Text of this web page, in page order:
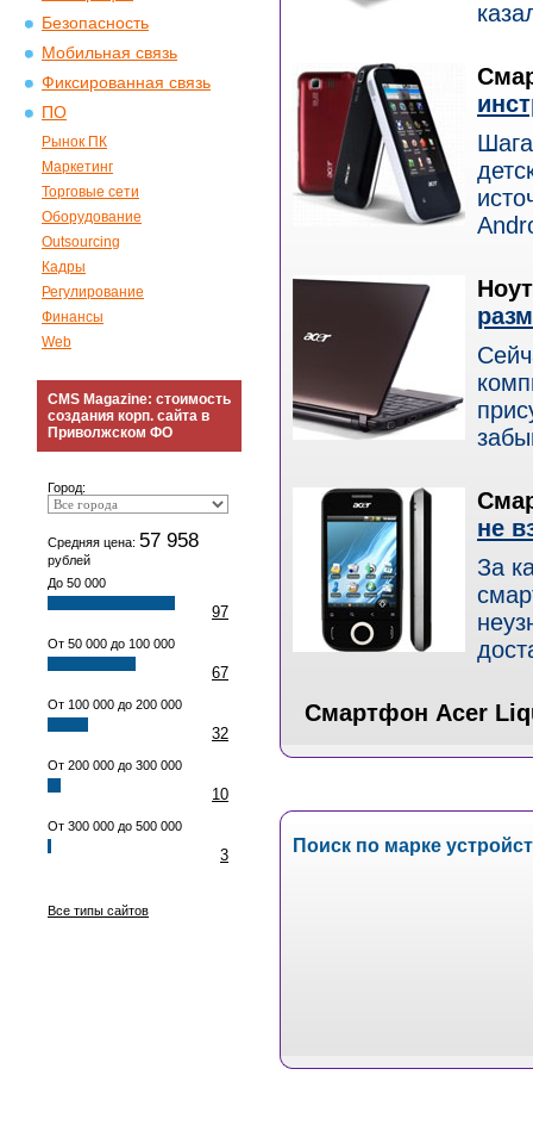
Безопасность
Мобильная связь
Фиксированная связь
ПО
Рынок ПК
Маркетинг
Торговые сети
Оборудование
Outsourcing
Кадры
Регулирование
Финансы
Web
CMS Magazine: стоимость
создания корп. сайта в
Приволжском ФО
Город:
Средняя цена: 57 958
рублей
До 50 000
97
От 50 000 до 100 000
67
От 100 000 до 200 000
32
От 200 000 до 300 000
10
От 300 000 до 500 000
3
Все типы сайтов
не
За
Смартфон Acer
Поиск по марке